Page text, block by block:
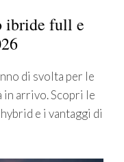
ibride full e
di svolta per le
in arrivo. Scopri le
e i vantaggi di